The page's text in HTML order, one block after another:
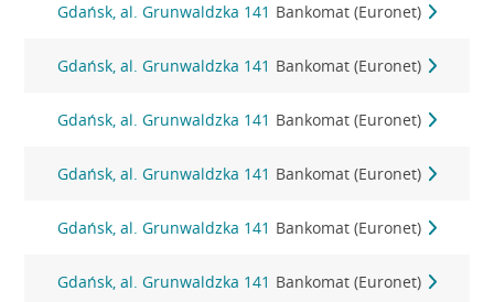
Gdańsk, al. Grunwaldzka 141 Bankomat (Euronet)
Gdańsk, al. Grunwaldzka 141 Bankomat (Euronet)
Gdańsk, al. Grunwaldzka 141 Bankomat (Euronet)
Gdańsk, al. Grunwaldzka 141 Bankomat (Euronet)
Gdańsk, al. Grunwaldzka 141 Bankomat (Euronet)
Gdańsk, al. Grunwaldzka 141 Bankomat (Euronet)